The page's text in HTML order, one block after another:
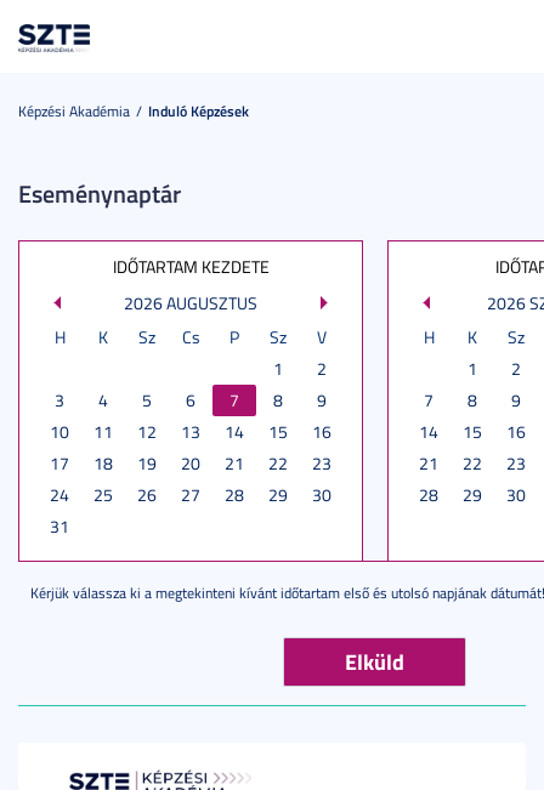
Képzési Akadémia Induló Képzések
Eseménynaptár
IDŐTARTAM KEZDETE
2026 AUGUSZTUS
H
K Sz Cs P Sz
V
1
2
3
4 5 6 7 8
9
10
11 12 13 14 15
16
17
18 19 20 21 22
23
24
25 26 27 28 29
30
31
2026
H
K
Sz
1
2
7
8
9
14
15
16
21
22
23
28
29 30
Kérjük válassza ki a megtekinteni kívánt időtartam első és utolsó napjának dátumát!